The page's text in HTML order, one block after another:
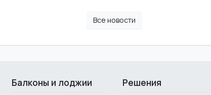
Все новости
Балконы и лоджии Решения